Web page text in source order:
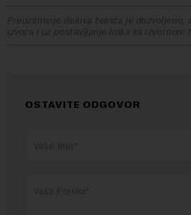
Preuzimanje delova teksta je dozvoljeno,
izvora i uz postavljanje linka ka izvornom
OSTAVITE ODGOVOR